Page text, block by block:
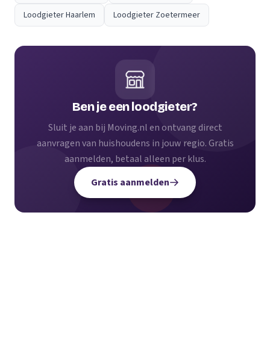
Loodgieter Haarlem
Loodgieter Zoetermeer
Ben je een loodgieter?
Sluit je aan bij Moving.nl en ontvang direct
aanvragen van huishoudens in jouw regio. Gratis
aanmelden, betaal alleen per klus.
Gratis aanmelden